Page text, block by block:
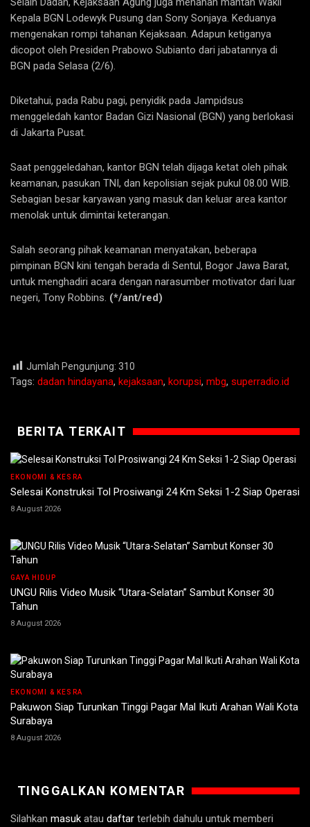
Kepala BGN Lodewyk Pusung dan Sony Sonjaya. Keduanya
mengenakan rompi tahanan Kejaksaan. Adapun ketiganya
dicopot oleh Presiden Prabowo Subianto dari jabatannya di
BGN pada Selasa (2/6).
Diketahui, pada Rabu pagi, penyidik pada Jampidsus
menggeledah kantor Badan Gizi Nasional (BGN) yang berlokasi
di Jakarta Pusat.
Saat penggeledahan, kantor BGN telah dijaga ketat oleh pihak
keamanan, pasukan TNI, dan kepolisian sejak pukul 08.00 WIB.
Sebagian besar karyawan yang masuk dan keluar area kantor
menolak untuk dimintai keterangan.
Salah seorang pihak keamanan menyatakan, beberapa
pimpinan BGN kini tengah berada di Sentul, Bogor Jawa Barat,
untuk menghadiri acara dengan narasumber motivator dari luar
negeri, Tony Robbins. (*/ant/red)
Jumlah Pengunjung: 310
Tags: dadan hindayana, kejaksaan, korupsi, mbg, superradio.id
BERITA TERKAIT
EKONOMI & KESRA
Selesai Konstruksi Tol Prosiwangi 24 Km Seksi 1-2 Siap Operasi
8 August 2026
GAYA HIDUP
UNGU Rilis Video Musik “Utara-Selatan” Sambut Konser 30
Tahun
8 August 2026
EKONOMI & KESRA
Pakuwon Siap Turunkan Tinggi Pagar Mal Ikuti Arahan Wali Kota
Surabaya
8 August 2026
TINGGALKAN KOMENTAR
Silahkan masuk atau daftar terlebih dahulu untuk memberi